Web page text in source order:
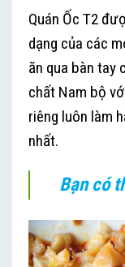
Quán Ốc T2
dạng của các
ăn qua bàn tay
chất Nam bộ
riêng luôn làm
nhất.
Bạn có